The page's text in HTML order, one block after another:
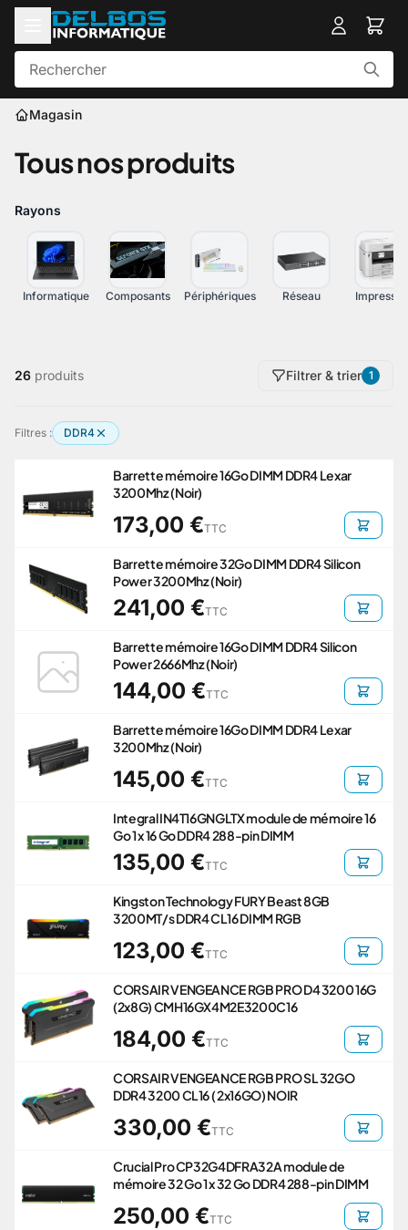
Magasin
Tous nos produits
Rayons
Informatique Composants Périphériques Réseau
26 produits Filtrer & trier 1
Filtres : DDR4
Barrette mémoire 16Go DIMM DDR4 Lexar
3200Mhz (Noir)
173,00 €TTC
Barrette mémoire 32Go DIMM DDR4 Silicon
Power 3200Mhz (Noir)
241,00 €TTC
Barrette mémoire 16Go DIMM DDR4 Silicon
Power 2666Mhz (Noir)
144,00 €TTC
Barrette mémoire 16Go DIMM DDR4 Lexar
3200Mhz (Noir)
145,00 €TTC
Integral IN4T16GNGLTX module de mémoire 16
Go 1 x 16 Go DDR4 288-pin DIMM
135,00 €TTC
Kingston Technology FURY Beast 8GB
3200MT/s DDR4 CL16 DIMM RGB
123,00 €TTC
CORSAIR VENGEANCE RGB PRO D4 3200 16G
(2x8G) CMH16GX4M2E3200C16
184,00 €TTC
CORSAIR VENGEANCE RGB PRO SL 32GO
DDR4 3200 CL16 ( 2x16GO) NOIR
330,00 €TTC
Crucial Pro CP32G4DFRA32A module de
mémoire 32 Go 1 x 32 Go DDR4 288-pin DIMM
250,00 €TTC